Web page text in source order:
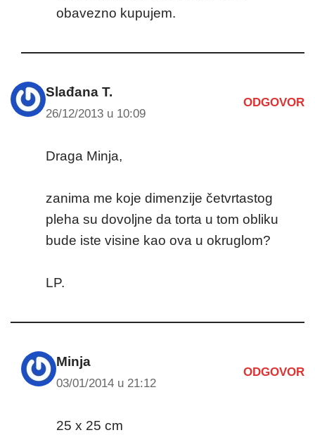
obavezno kupujem.
Slađana T.
26/12/2013 u 10:09
ODGOVOR
Draga Minja,
zanima me koje dimenzije četvrtastog
pleha su dovoljne da torta u tom obliku
bude iste visine kao ova u okruglom?
LP.
Minja
03/01/2014 u 21:12
ODGOVOR
25 x 25 cm